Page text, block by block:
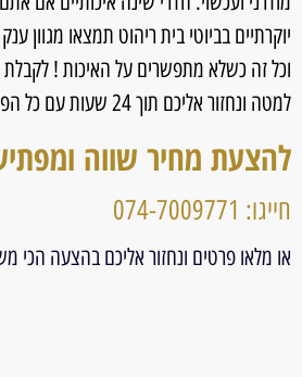
יוקרתיים בביוטי בית ריהוט תמצאו מגוון
וכל זה כשלא מתפשרים על האיכות !
למטה ונחזור אליכם תוך 24 שעות עם כל הפרטים!
להצעת מחיר שווה
חייגו: 074-7009771
או מלאו פרטים ונחזור אליכם בהצעה הכי